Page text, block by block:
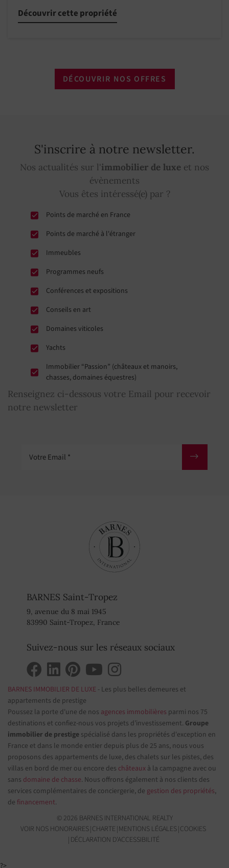
Découvrir cette propriété
DÉCOUVRIR NOS OFFRES
S'inscrire à notre newsletter.
Nos actualités sur l'immobilier de luxe et nos
évènements
Vous êtes intéressé(e) par ?
Points de marché en France
Points de marché à l'étranger
Immeubles
Programmes neufs
Conférences et expositions
Conseils en art
Domaines viticoles
Yachts
Immobilier “Passion” (châteaux et manoirs,
chasses, domaines équestres)
Renseignez ci-dessous votre Email pour recevoir
notre newsletter
BARNES Saint-Tropez
9, avenue du 8 mai 1945
83990 Saint-Tropez, France
Suivez-nous sur les réseaux sociaux
BARNES IMMOBILIER DE LUXE - Les plus belles demeures et
appartements de prestige
Poussez la porte d'une de nos agences immobilières parmi nos 75
destinations et confiez-nous vos projets d’investissement. Groupe
immobilier de prestige spécialisé dans les propriétés d'exception en
France et dans le monde entier depuis plus de 25 ans, nous vous
proposons des appartements de luxe, des chalets sur les pistes, des
villas en bord de mer ou encore des châteaux à la campagne avec ou
sans domaine de chasse. Nous offrons également à nos clients des
services complémentaires de conciergerie, de gestion des propriétés,
de financement.
© 2026 BARNES INTERNATIONAL REALTY
VOIR NOS HONORAIRES CHARTE MENTIONS LÉGALES COOKIES
DÉCLARATION D'ACCESSIBILITÉ